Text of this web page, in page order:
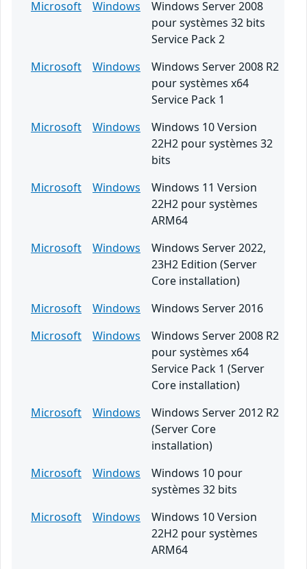
Microsoft Windows
Windows Server 2008
pour systèmes 32 bits
Service Pack 2
Microsoft
Windows
Windows Server 2008 R2
pour systèmes x64
Service Pack 1
Microsoft
Windows
Windows 10 Version
22H2 pour systèmes 32
bits
Microsoft
Windows
Windows 11 Version
22H2 pour systèmes
ARM64
Microsoft
Windows
Windows Server 2022,
23H2 Edition (Server
Core installation)
Microsoft
Windows
Windows Server 2016
Microsoft
Windows
Windows Server 2008 R2
pour systèmes x64
Service Pack 1 (Server
Core installation)
Microsoft
Windows
Windows Server 2012 R2
(Server Core
installation)
Microsoft
Windows
Windows 10 pour
systèmes 32 bits
Microsoft
Windows
Windows 10 Version
22H2 pour systèmes
ARM64